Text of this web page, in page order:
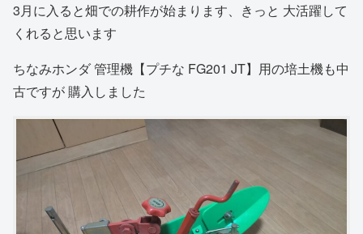
3月に入ると畑での耕作が始まります、きっと 大活躍して
くれると思います
ちなみホンダ 管理機【プチな FG201 JT】用の培土機も中
古ですが 購入しました